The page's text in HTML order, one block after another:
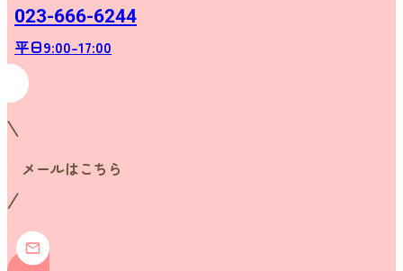
023-666-6244
平日9:00-17:00
メールはこちら